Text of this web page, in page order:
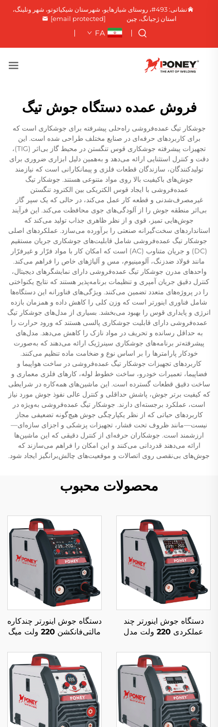
نشانی: 493#، روستای شیازهایو، شهرستان شیکیائوتو، شهر ونلینگ،
استان ژجیانگ، چین
[email protected]
FA
فروش عمده دستگاه جوش تیگ
جوشکار تیگ عمده‌فروشی راه‌حلی پیشرفته برای جوشکاری است که
برای کاربردهای حرفه‌ای در صنایع مختلف طراحی شده است. این
تجهیزات پیشرفته جوشکاری قوس تنگستن در محیط گاز بی‌اثر (TIG)،
دقت و کنترل استثنایی ارائه می‌دهد و به‌همین دلیل ابزاری ضروری برای
تولیدکنندگان، سازندگان قطعات فلزی و پیمانکارانی است که نیازمند
جوش‌های باکیفیت بالا روی مواد متنوعی هستند. جوشکار تیگ
عمده‌فروشی با ایجاد قوس الکتریکی بین الکترود تنگستن
غیرمصرف‌شدنی و قطعه کار عمل می‌کند، در حالی که یک سپر گاز
بی‌اثر منطقه جوش را از آلودگی‌های جوی محافظت می‌کند. این فرآیند
جوش‌هایی تمیز، قوی و از نظر ظاهری جذاب تولید می‌کند که
استانداردهای سخت‌گیرانه صنعتی را برآورده می‌سازد. عملکردهای اصلی
جوشکار تیگ عمده‌فروشی شامل قابلیت‌های جوشکاری جریان مستقیم
(DC) و جریان متناوب (AC) است که امکان کار با مواد فرّار و غیرفرّار
مانند فولاد ضدزنگ، آلومینیوم، مس و آلیاژهای خاص را فراهم می‌کند.
واحدهای مدرن جوشکار تیگ عمده‌فروشی دارای نمایشگرهای دیجیتال،
کنترل دقیق جریان آمپری و تنظیمات برنامه‌پذیر هستند که نتایج یکنواختی
را در پروژه‌های متعدد تضمین می‌کنند. ویژگی‌های فناورانه این دستگاه‌ها
شامل فناوری اینورتر است که وزن کلی را کاهش داده و همزمان بازده
انرژی و پایداری قوس را بهبود می‌بخشد. بسیاری از مدل‌های جوشکار تیگ
عمده‌فروشی دارای قابلیت جوشکاری پالسی هستند که ورود حرارت را
به حداقل رسانده و تحریف در مواد نازک را کاهش می‌دهد. مدل‌های
پیشرفته‌تر برنامه‌های جوشکاری سینرژیک ارائه می‌دهند که به‌صورت
خودکار پارامترها را بر اساس نوع و ضخامت ماده تنظیم می‌کنند.
کاربردهای تجهیزات جوشکار تیگ عمده‌فروشی در ساخت هواپیما و
فضاپیما، تعمیرات خودرو، ساخت خطوط لوله، کارهای فلزی معماری و
ساخت دقیق قطعات گسترده است. این ماشین‌های همه‌کاره در شرایطی
که کیفیت برتر جوش، پاشش حداقلی و کنترل عالی نفوذ جوش مورد نیاز
است، عملکرد برجسته‌ای دارند. جوشکار تیگ عمده‌فروشی به‌ویژه در
کاربردهای حیاتی که از نظر یکپارچگی جوش هیچ‌گونه تضعیفی مجاز
نیست—مانند ظروف تحت فشار، تجهیزات پزشکی و اجزای سازه‌ای—
ارزشمند است. جوشکاران حرفه‌ای از کنترل دقیقی که این ماشین‌ها
ارائه می‌دهند قدردانی می‌کنند و این امکان را فراهم می‌سازند که
جوش‌های بی‌نقصی روی اتصالات و موقعیت‌های چالش‌برانگیز ایجاد شود.
محصولات محبوب
دستگاه جوش اینورتر چند
عملکردی 220 ولت مدل
پالس تکی و جوش سینرجیک
دستگاه جوش اینورتر چندکاره
مالتی‌فانکشن 220 ولت میگ
دستگاه جوش سینرژیک میگ